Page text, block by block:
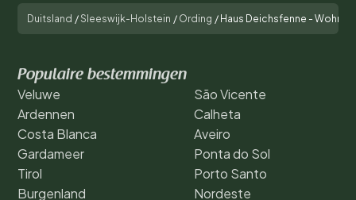
Duitsland /Sleeswijk-Holstein / Ording / Haus Deichsfenne -
Populaire bestemmingen
Veluwe
Ardennen
Costa Blanca
Gardameer
Tirol
Burgenland
São Vicente
Calheta
Aveiro
Ponta do Sol
Porto Santo
Nordeste